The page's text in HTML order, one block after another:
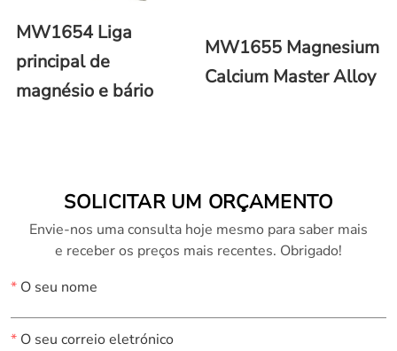
MW1654 Liga
principal de
magnésio e bário
MW1655 Magnesium
Calcium Master Alloy
SOLICITAR UM ORÇAMENTO
Envie-nos uma consulta hoje mesmo para saber mais
e receber os preços mais recentes. Obrigado!
*O seu nome
*O seu correio eletrónico